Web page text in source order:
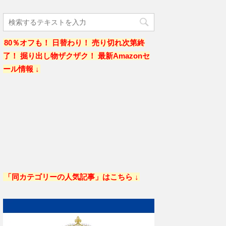
80％オフも！ 日替わり！ 売り切れ次第終
了！ 掘り出し物ザクザク！ 最新Amazonセ
ール情報 ↓
「同カテゴリーの人気記事」はこちら ↓